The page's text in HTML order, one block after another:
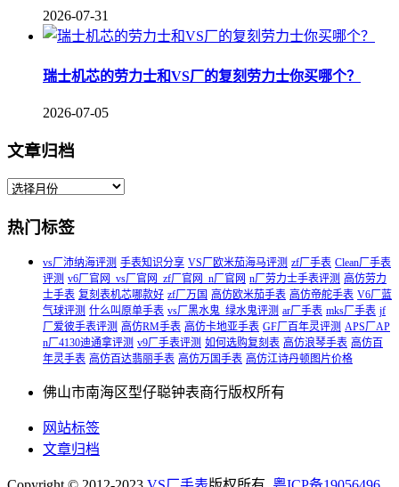
2026-07-31
瑞士机芯的劳力士和VS厂的复刻劳力士你买哪个？
2026-07-05
文章归档
热门标签
vs厂沛纳海评测 手表知识分享 VS厂欧米茄海马评测 zf厂手表 Clean厂手表
评测 v6厂官网_vs厂官网_zf厂官网_n厂官网 n厂劳力士手表评测 高仿劳力
士手表 复刻表机芯哪款好 zf厂万国 高仿欧米茄手表 高仿帝舵手表 V6厂蓝
气球评测 什么叫原单手表 vs厂黑水鬼_绿水鬼评测 ar厂手表 mks厂手表 jf
厂爱彼手表评测 高仿RM手表 高仿卡地亚手表 GF厂百年灵评测 APS厂AP
n厂4130迪通拿评测 v9厂手表评测 如何选购复刻表 高仿浪琴手表 高仿百
年灵手表 高仿百达翡丽手表 高仿万国手表 高仿江诗丹顿图片价格
佛山市南海区型仔聪钟表商行版权所有
网站标签
文章归档